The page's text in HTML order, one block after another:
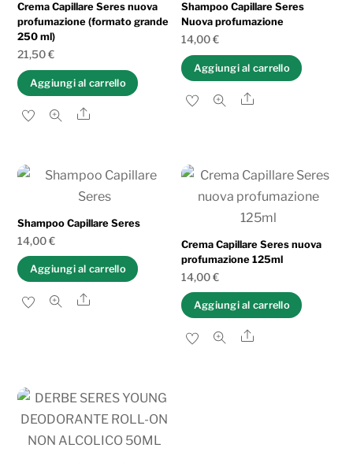
Crema Capillare Seres nuova
profumazione (formato grande
250 ml)
21,50€
Aggiungi al carrello
Share
Shampoo Capillare Seres
Nuova profumazione
14,00€
Aggiungi al carrello
Share
Shampoo Capillare Seres
14,00€
Aggiungi al carrello
Share
Crema Capillare Seres nuova
profumazione 125ml
14,00€
Aggiungi al carrello
Share